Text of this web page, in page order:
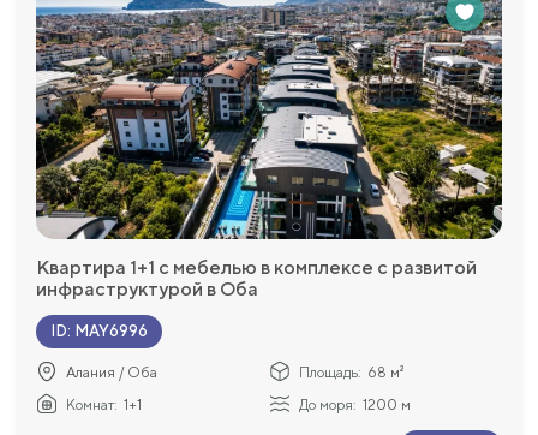
Квартира 1+1 с мебелью в комплексе с развитой
инфраструктурой в Оба
ID: MAY6996
Алания / Оба Площадь: 68 м²
Комнат: 1+1 До моря: 1200 м